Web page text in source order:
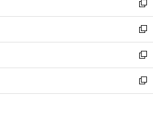
く
で
開
く
ド
ウ
で
開
く
ィ
ン
ド
ウ
で
開
く
い
ウ
ィ
ン
ド
ウ
で
開
新
し
い
ウ
ィ
ン
ド
ウ
新
し
い
ウ
ィ
ン
新
し
い
ウ
新
し